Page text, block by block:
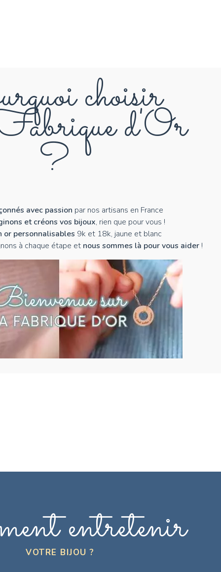
choisir
d'Or
?
avec passion par nos artisans en France
et créons vos bijoux, rien que pour vous !
or personnalisables 9k et 18k, jaune et blanc
à chaque étape et nous sommes là pour vous aider !
entretenir
VOTRE BIJOU ?